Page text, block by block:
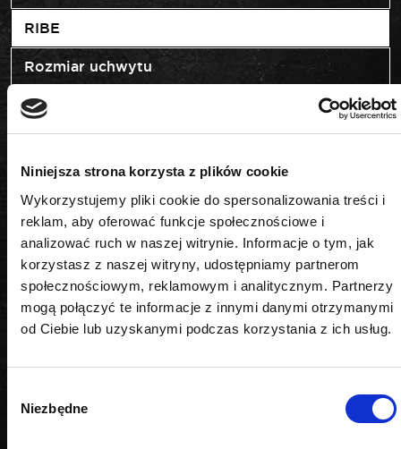
Niniejsza strona korzysta z plików cookie
Wykorzystujemy pliki cookie do spersonalizowania treści i
reklam, aby oferować funkcje społecznościowe i
analizować ruch w naszej witrynie. Informacje o tym, jak
korzystasz z naszej witryny, udostępniamy partnerom
społecznościowym, reklamowym i analitycznym. Partnerzy
mogą połączyć te informacje z innymi danymi otrzymanymi
od Ciebie lub uzyskanymi podczas korzystania z ich usług.
zgody
Niezbędne
RIBE
Rozmiar uchwytu
3/8"
M5
Długość
75 mm
Udar
nie